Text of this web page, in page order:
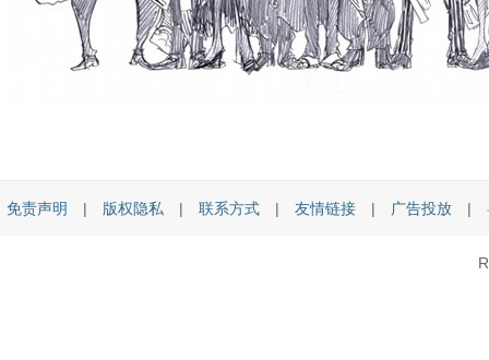
免责声明 | 版权隐私 | 联系方式 | 友情链接 | 广告投放 |